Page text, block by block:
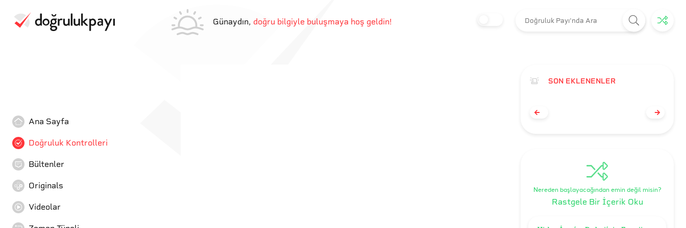
Günaydın, doğru bilgiyle buluşmaya hoş geldin!
Ana Sayfa
Doğruluk Kontrolleri
Bültenler
Originals
Videolar
SON EKLENENLER
Nereden başlayacağından emin değil misin?
Rastgele Bir İçerik Oku